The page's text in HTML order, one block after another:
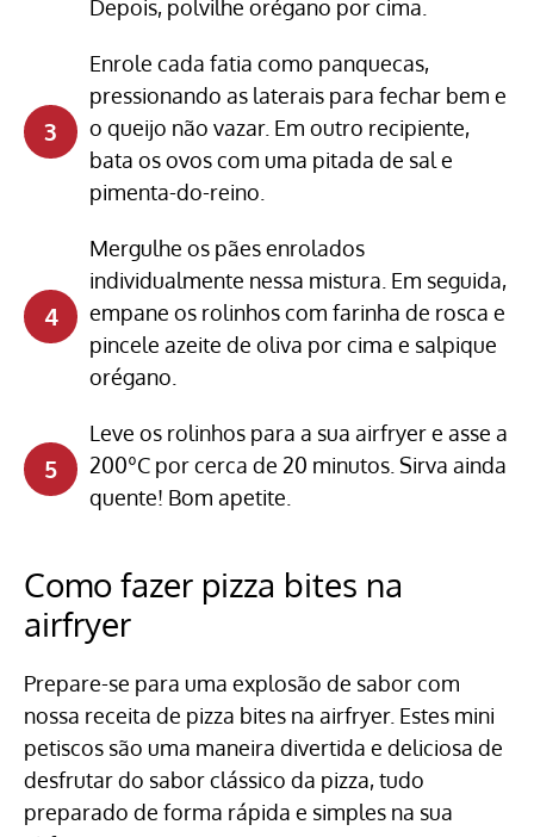
Depois, polvilhe orégano por cima.
Enrole cada fatia como panquecas,
pressionando as laterais para fechar bem e
o queijo não vazar. Em outro recipiente,
bata os ovos com uma pitada de sal e
pimenta-do-reino.
Mergulhe os pães enrolados
individualmente nessa mistura. Em seguida,
empane os rolinhos com farinha de rosca e
pincele azeite de oliva por cima e salpique
orégano.
Leve os rolinhos para a sua airfryer e asse a
200ºC por cerca de 20 minutos. Sirva ainda
quente! Bom apetite.
Como fazer pizza bites na
airfryer
Prepare-se para uma explosão de sabor com
nossa receita de pizza bites na airfryer. Estes mini
petiscos são uma maneira divertida e deliciosa de
desfrutar do sabor clássico da pizza, tudo
preparado de forma rápida e simples na sua